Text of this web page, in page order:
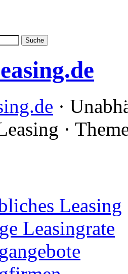
·
·
Leasing
Leasingrate